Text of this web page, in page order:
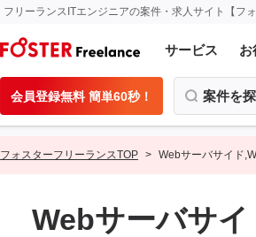
フリーランスITエンジニアの案件・求人サイト【フ
サービス お
会員登録無料 簡単60秒！ 案件を
フォスターフリーランスTOP Webサーバサイド
Webサーバサ